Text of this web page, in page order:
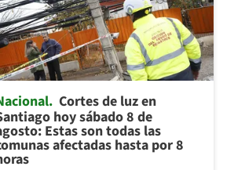
Cortes de luz en
hoy sábado 8 de
Estas son todas las
afectadas hasta por 8